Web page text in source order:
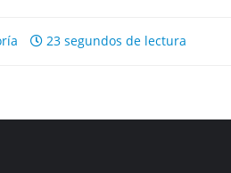
23 segundos de lectura